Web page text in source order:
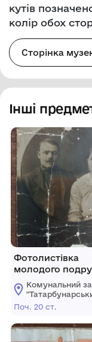
кутів
колір обох
Сторінка
Інші
Фотолистівка
молодого
Комунальний
історико -
міської ради
Поч. 20 ст.